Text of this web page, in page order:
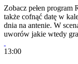
Zobacz pełen program
także cofnąć datę w
dnia na antenie. W
uworów jakie wtedy
13:00